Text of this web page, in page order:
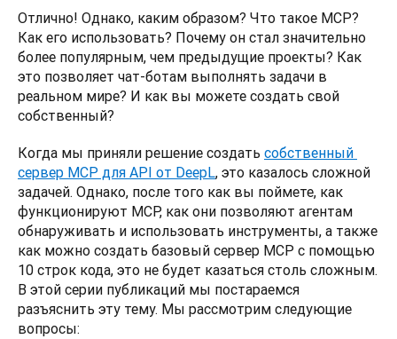
Отлично! Однако, каким образом? Что такое MCP?
Как его использовать? Почему он стал значительно
более популярным, чем предыдущие проекты? Как
это позволяет чат-ботам выполнять задачи в
реальном мире? И как вы можете создать свой
собственный?
Когда мы приняли решение создать собственный
сервер MCP для API от DeepL, это казалось сложной
задачей. Однако, после того как вы поймете, как
функционируют MCP, как они позволяют агентам
обнаруживать и использовать инструменты, а также
как можно создать базовый сервер MCP с помощью
10 строк кода, это не будет казаться столь сложным.
В этой серии публикаций мы постараемся
разъяснить эту тему. Мы рассмотрим следующие
вопросы: